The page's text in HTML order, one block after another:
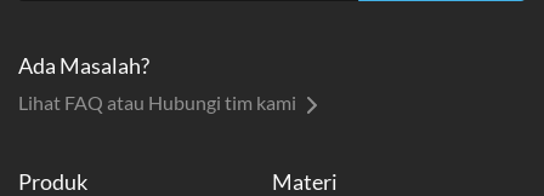
Produk Materi
Ada Masalah?
Lihat FAQ atau Hubungi tim kami